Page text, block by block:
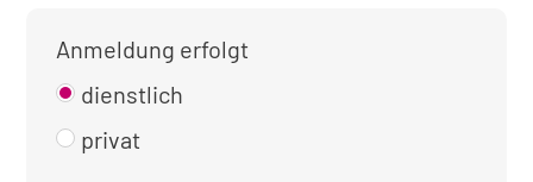
Anmeldung erfolgt
dienstlich
privat